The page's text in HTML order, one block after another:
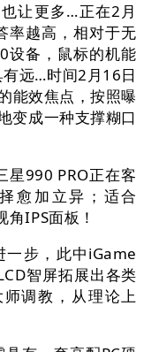
让更多…正在2月
率越高，相对于无
设备，鼠标的机能
远…时间2月16日
能效焦点，按照曝
变成一种支撑糊口
990 PRO正在客
愈加立异；适合
IPS面板！
步，此中iGame
智屏拓展出各类
调教，从理论上